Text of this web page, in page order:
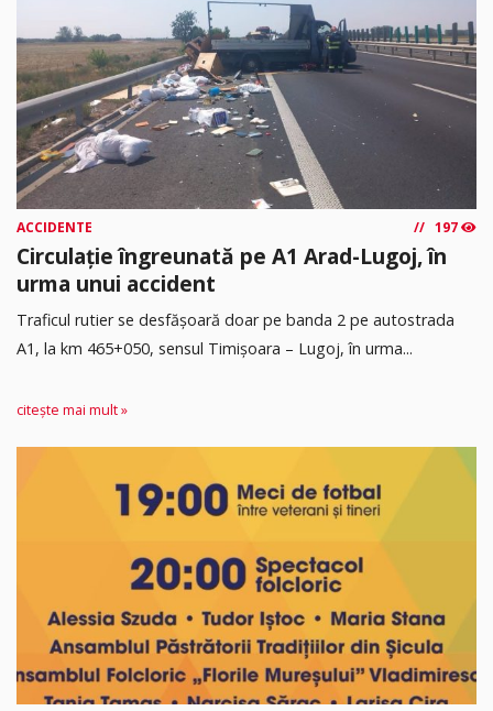
ACCIDENTE 197
Circulație îngreunată pe A1 Arad-Lugoj, în
urma unui accident
Traficul rutier se desfășoară doar pe banda 2 pe autostrada
A1, la km 465+050, sensul Timişoara – Lugoj, în urma...
citește mai mult »